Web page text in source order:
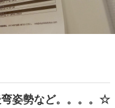
姿勢など。。。。☆